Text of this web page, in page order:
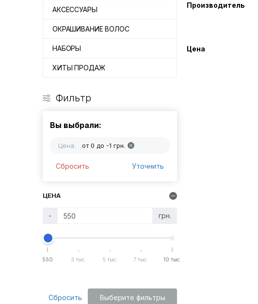
АКСЕССУАРЫ
ОКРАШИВАНИЕ ВОЛОС
НАБОРЫ
ХИТЫ ПРОДАЖ
Фильтр
Вы выбрали:
Цена: от 0 до -1 грн.
Сбросить Уточнить
ЦЕНА
- грн.
550 3 тыс. 5 тыс. 7 тыс. 10 тыс.
Сбросить Выберите фильтры
Производитель
Цена